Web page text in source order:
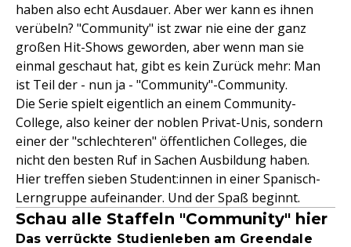
haben also echt Ausdauer. Aber wer kann es ihnen
verübeln? "Community" ist zwar nie eine der ganz
großen Hit-Shows geworden, aber wenn man sie
einmal geschaut hat, gibt es kein Zurück mehr: Man
ist Teil der - nun ja - "Community"-Community.
Die Serie spielt eigentlich an einem Community-
College, also keiner der noblen Privat-Unis, sondern
einer der "schlechteren" öffentlichen Colleges, die
nicht den besten Ruf in Sachen Ausbildung haben.
Hier treffen sieben Student:innen in einer Spanisch-
Lerngruppe aufeinander. Und der Spaß beginnt.
Schau alle Staffeln "Community" hier
Das verrückte Studienleben am Greendale